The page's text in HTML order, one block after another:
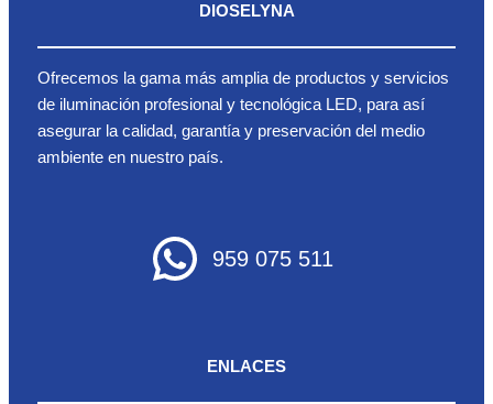
DIOSELYNA
Ofrecemos la gama más amplia de productos y servicios
de iluminación profesional y tecnológica LED, para así
asegurar la calidad, garantía y preservación del medio
ambiente en nuestro país.
959 075 511
ENLACES